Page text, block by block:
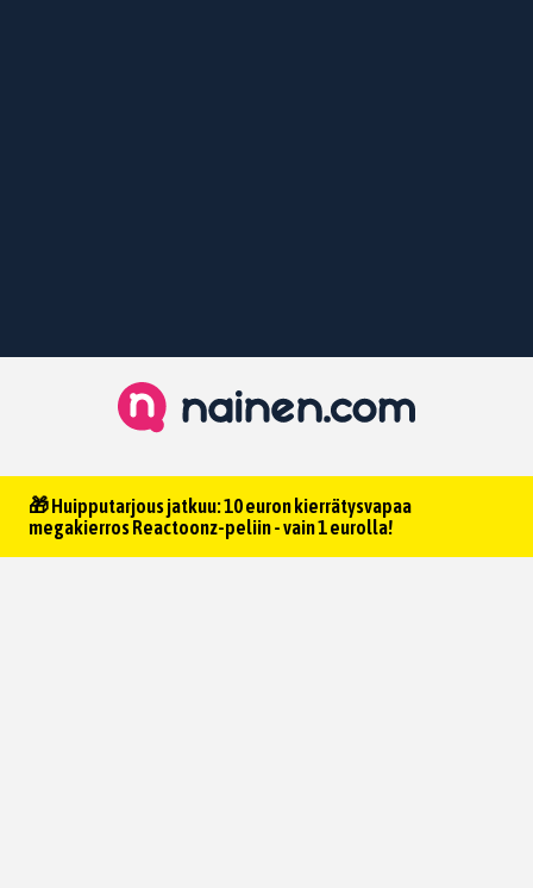
🎁 Huipputarjous jatkuu: 10 euron kierrätysvapaa
megakierros Reactoonz-peliin - vain 1 eurolla!